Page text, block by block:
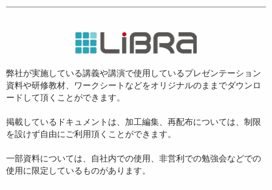
弊社が実施している講義や講演で使用しているプレゼンテーション
資料や研修教材、ワークシートなどをオリジナルのままでダウンロ
ードして頂くことができます。
掲載しているドキュメントは、加工編集、再配布については、制限
を設けず自由にご利用頂くことができます。
一部資料については、自社内での使用、非営利での勉強会などでの
使用に限定しているものがあります。